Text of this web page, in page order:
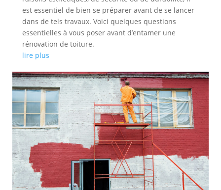
est essentiel de bien se préparer avant de se lancer
dans de tels travaux. Voici quelques questions
essentielles à vous poser avant d’entamer une
rénovation de toiture.
lire plus